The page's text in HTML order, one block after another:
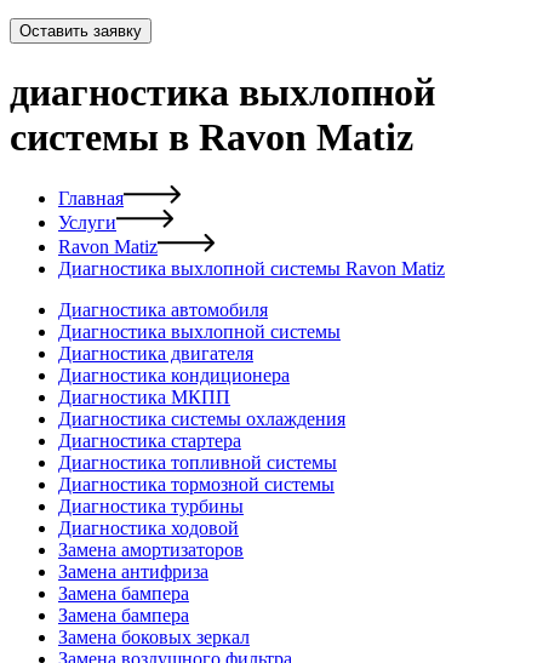
Оставить заявку
диагностика выхлопной
системы в Ravon Matiz
Главная
Услуги
Ravon Matiz
Диагностика выхлопной системы Ravon Matiz
Диагностика автомобиля
Диагностика выхлопной системы
Диагностика двигателя
Диагностика кондиционера
Диагностика МКПП
Диагностика системы охлаждения
Диагностика стартера
Диагностика топливной системы
Диагностика тормозной системы
Диагностика турбины
Диагностика ходовой
Замена амортизаторов
Замена антифриза
Замена бампера
Замена бампера
Замена боковых зеркал